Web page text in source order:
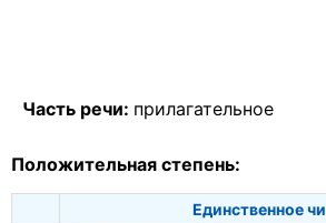
Часть речи: прилагательное
Положительная степень:
Единственное